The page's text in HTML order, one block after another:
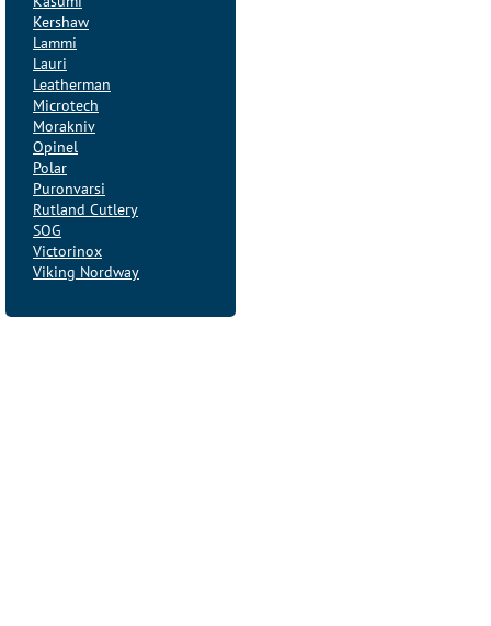
Kershaw
Lammi
Lauri
Leatherman
Microtech
Morakniv
Opinel
Polar
Puronvarsi
Rutland Cutlery
SOG
Victorinox
Viking Nordway